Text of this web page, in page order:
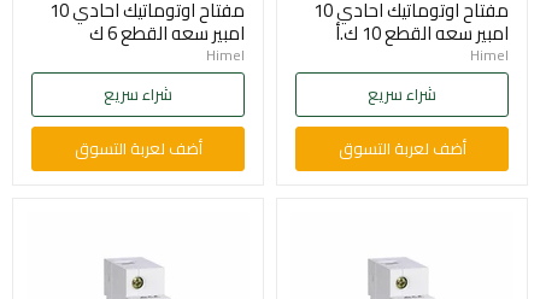
مفتاح اوتوماتيك احادي 10
امبير سعه القطع 10 ك.أ
Himel
شراء سريع
أضف لعربة التسوق
مفتاح اوتوماتيك احادي 10
امبير سعه القطع 6 ك
Himel
شراء سريع
أضف لعربة التسوق